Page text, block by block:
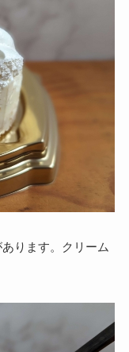
ります。クリーム